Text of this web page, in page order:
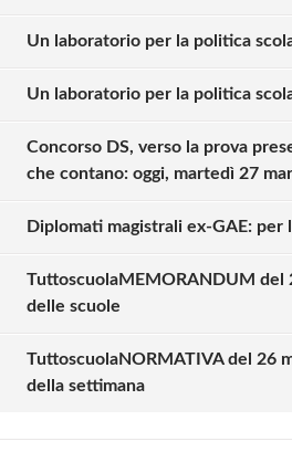
Un laboratorio per la politica
Un laboratorio per la politica
Concorso DS, verso la prova
che contano: oggi, martedì 27
Diplomati magistrali ex-GAE:
TuttoscuolaMEMORANDUM del
delle scuole
TuttoscuolaNORMATIVA del 26
della settimana
Solo gli utenti registrati
Effettua il